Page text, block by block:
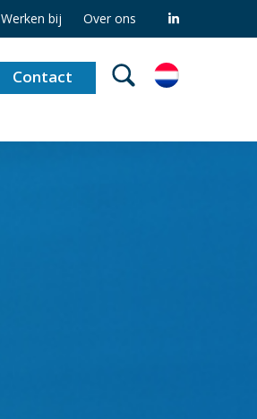
Werken bij Over ons
Contact